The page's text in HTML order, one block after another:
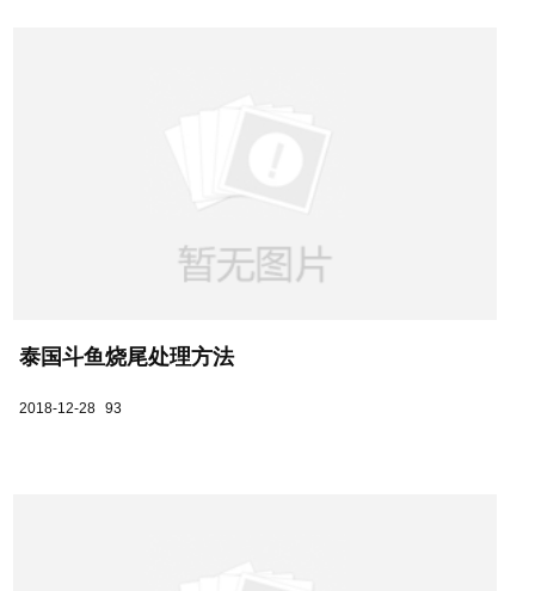
泰国斗鱼烧尾处理方法
2018-12-28 93